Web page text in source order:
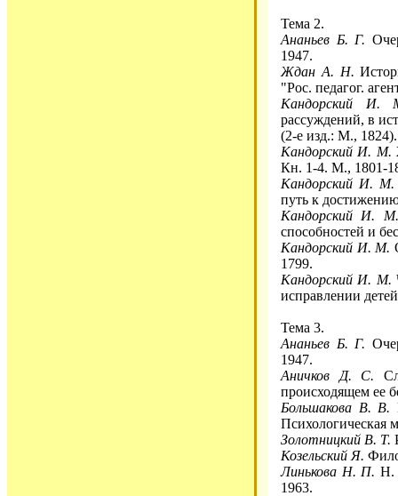
Тема 2.
Ананьев Б. Г.
1947.
Ждан А. Н.
"Рос. педагог.
Кандорский И.
рассуждений, в
(2-е изд.: М., 1824).
Кандорский И. М.
Кн. 1-4. М., 1801-
Кандорский И. М.
путь к
Кандорский И. М.
способностей и
Кандорский И. М.
1799.
Кандорский И. М.
исправлении
Тема 3.
Ананьев Б. Г.
1947.
Аничков Д. С.
происходящем ее
Большакова В. В.
Психологическая
Золотницкий В. Т.
Козельский Я.
Линькова Н. П. Н.
1963.